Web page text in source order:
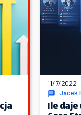
Jacek
11/7/2022
Ile